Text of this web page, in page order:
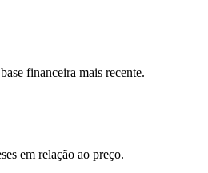
financeira mais recente.
em relação ao preço.